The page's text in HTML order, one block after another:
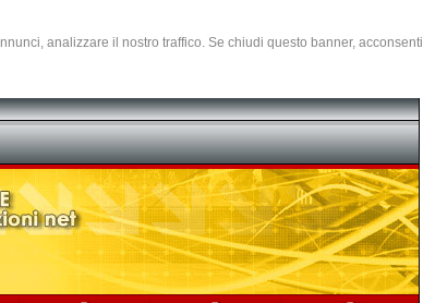
analizzare il nostro traffico. Se chiudi questo banner, acconsenti